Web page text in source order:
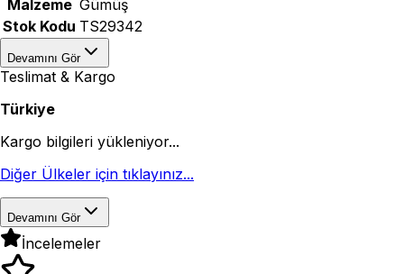
Malzeme Gümüş
Stok Kodu TS29342
Devamını Gör
Teslimat & Kargo
Türkiye
Kargo bilgileri yükleniyor...
Diğer Ülkeler için tıklayınız...
Devamını Gör
İncelemeler